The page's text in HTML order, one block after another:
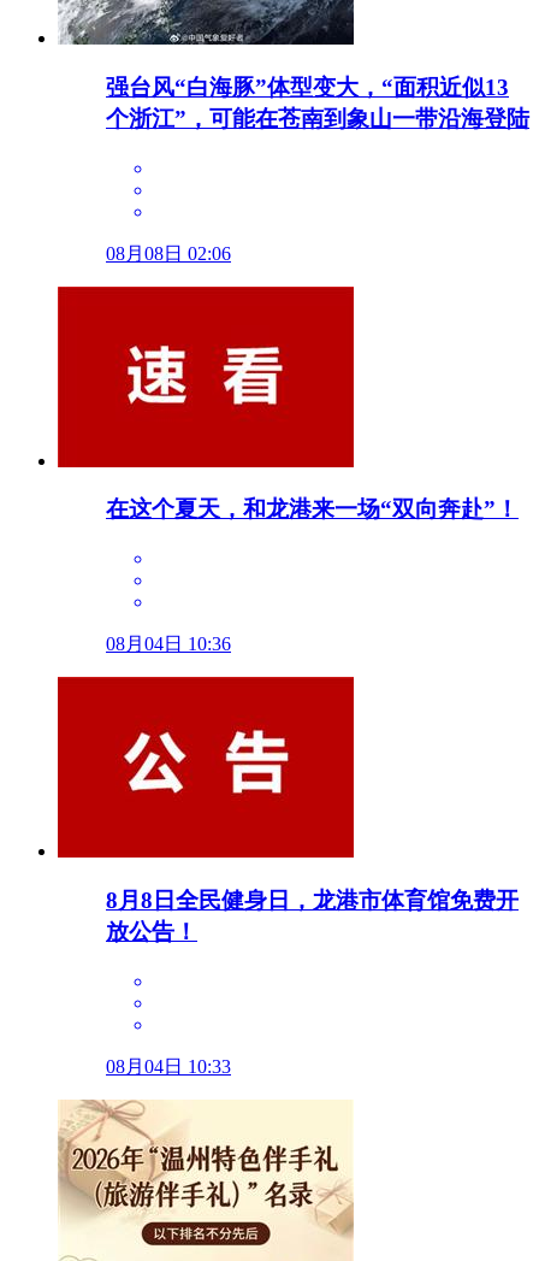
强台风“白海豚”体型变大，“面积近似13
个浙江”，可能在苍南到象山一带沿海登陆
08月08日 02:06
在这个夏天，和龙港来一场“双向奔赴”！
08月04日 10:36
8月8日全民健身日，龙港市体育馆免费开
放公告！
08月04日 10:33